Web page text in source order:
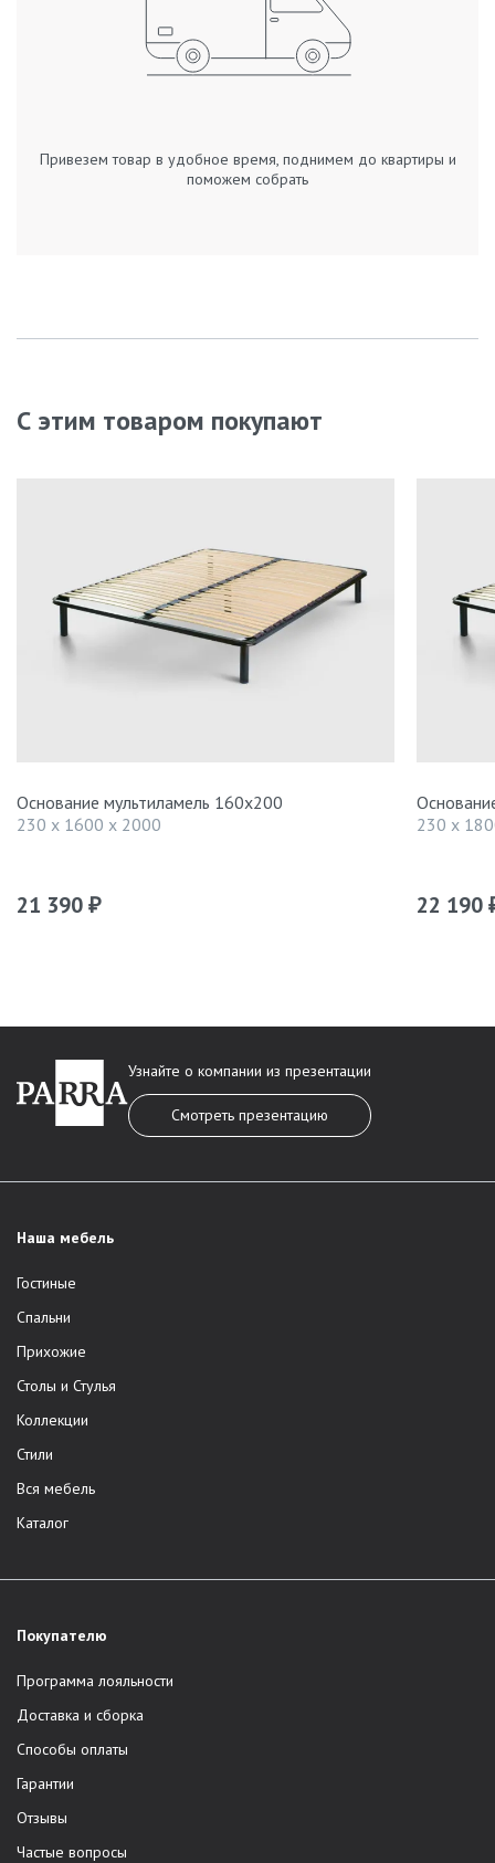
Привезем товар в удобное время, поднимем до квартиры и
поможем собрать
С этим товаром покупают
Основание мультиламель 160х200
230 x 1600 x 2000
21 390 ₽
230 x
22 190
Наша мебель
Гостиные
Спальни
Прихожие
Столы и Стулья
Коллекции
Стили
Вся мебель
Каталог
Покупателю
Программа лояльности
Доставка и сборка
Способы оплаты
Гарантии
Отзывы
Частые вопросы
Узнайте о компании из презентации
Смотреть презентацию